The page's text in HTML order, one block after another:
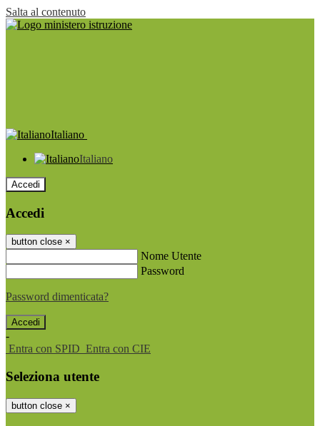
Salta al contenuto
Italiano
Italiano
Accedi
Accedi
button close ×
Nome Utente
Password
Password dimenticata?
-
Entra con SPID Entra con CIE
Seleziona utente
button close ×